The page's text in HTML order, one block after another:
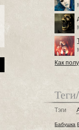
Как
Тэги
Бабушка